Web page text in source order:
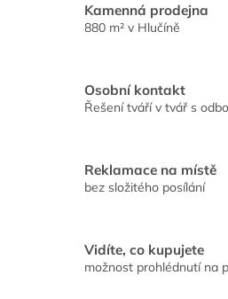
Kamenná prodejna
880 m² v Hlučíně
Osobní kontakt
Řešení tváří v tvář s
Reklamace na místě
bez složitého posílání
Vidíte, co kupujete
možnost prohlédnutí na